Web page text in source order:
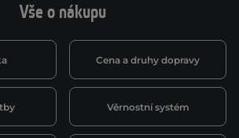
Vše o nákupu
Cena a druhy dopravy
Věrnostní systém